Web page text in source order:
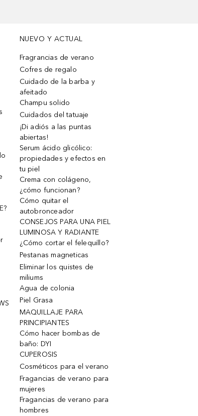
NUEVO Y ACTUAL
Fragrancias de verano
Cofres de regalo
Cuidado de la barba y
afeitado
Champu solido
Cuidados del tatuaje
¡Di adiós a las puntas
abiertas!
Serum ácido glicólico:
propiedades y efectos en
tu piel
Crema con colágeno,
¿cómo funcionan?
Cómo quitar el
autobronceador
CONSEJOS PARA UNA PIEL
LUMINOSA Y RADIANTE
¿Cómo cortar el felequillo?
Pestanas magneticas
Eliminar los quistes de
miliums
Agua de colonia
Piel Grasa
MAQUILLAJE PARA
PRINCIPIANTES
Cómo hacer bombas de
baño: DYI
CUPEROSIS
Cosméticos para el verano
Fragancias de verano para
mujeres
Fragancias de verano para
hombres